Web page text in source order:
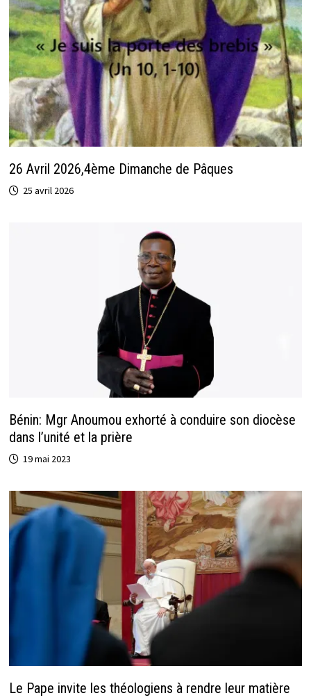
26 Avril 2026,4ème Dimanche de Pâques
25 avril 2026
Bénin: Mgr Anoumou exhorté à conduire son diocèse
dans l’unité et la prière
19 mai 2023
Le Pape invite les théologiens à rendre leur matière